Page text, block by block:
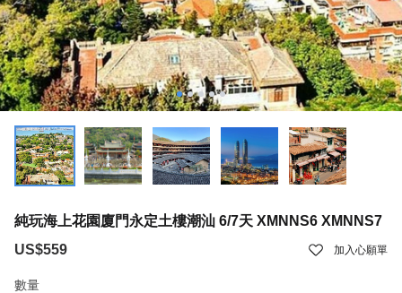
純玩海上花園廈門永定土樓潮汕 6/7天 XMNNS6 XMNNS7
US$559
加入心願單
數量